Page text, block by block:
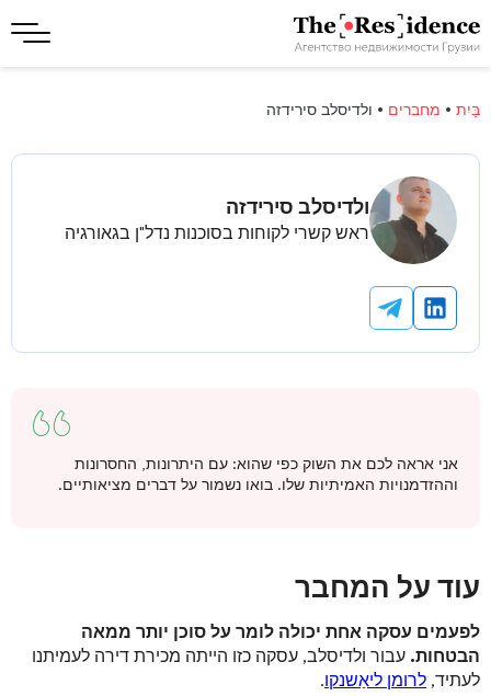
בַּיִת • מחברים • ולדיסלב סירידזה
ולדיסלב סירידזה
ראש קשרי לקוחות בסוכנות נדל"ן בגאורגיה
אני אראה לכם את השוק כפי שהוא: עם היתרונות, החסרונות
וההזדמנויות האמיתיות שלו. בואו נשמור על דברים מציאותיים.
עוד על המחבר
לפעמים עסקה אחת יכולה לומר על סוכן יותר ממאה
הבטחות. עבור ולדיסלב, עסקה כזו הייתה מכירת דירה לעמיתנו
לעתיד, לרומן ליאַשנקו.